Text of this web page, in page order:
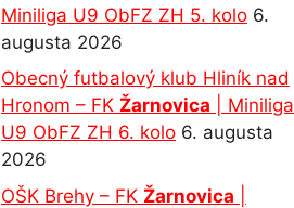
Miniliga U9 ObFZ ZH 5. kolo 6.
augusta 2026
Obecný futbalový klub Hliník nad
Hronom – FK Žarnovica | Miniliga
U9 ObFZ ZH 6. kolo 6. augusta
2026
OŠK Brehy – FK Žarnovica